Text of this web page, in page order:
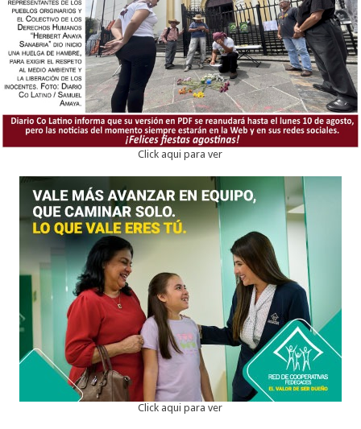
Click aqui para ver
Click aqui para ver